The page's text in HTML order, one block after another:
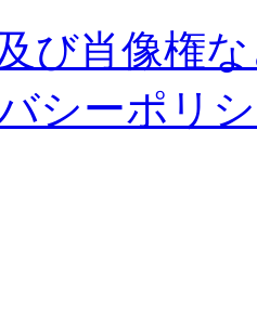
び肖像権
シーポリ